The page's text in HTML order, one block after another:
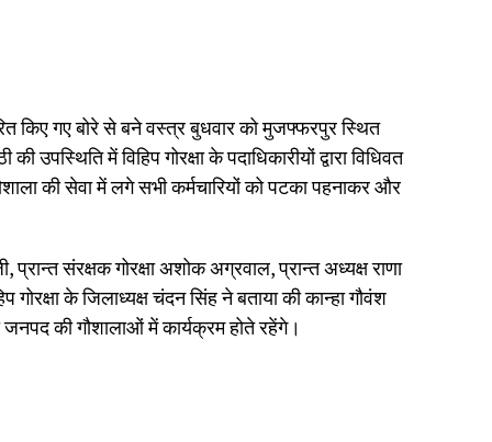
किए गए बोरे से बने वस्त्र बुधवार को मुजफ्फरपुर स्थित
में विहिप गोरक्षा के पदाधिकारीयों द्वारा विधिवत
की सेवा में लगे सभी कर्मचारियों को पटका पहनाकर और
संरक्षक गोरक्षा अशोक अग्रवाल, प्रान्त अध्यक्ष राणा
के जिलाध्यक्ष चंदन सिंह ने बताया की कान्हा गौवंश
की गौशालाओं में कार्यक्रम होते रहेंगे।